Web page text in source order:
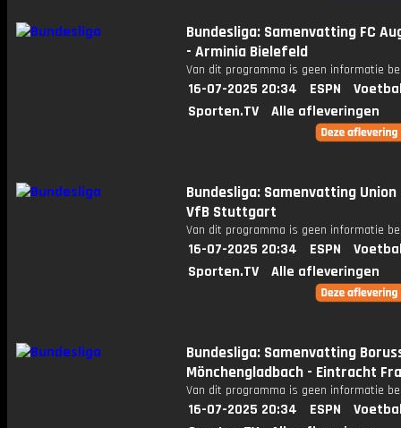
Bundesliga: Samenvatting FC
- Arminia Bielefeld
Van dit programma is geen informatie
16-07-2025 20:34 ESPN
Sporten.TV
Alle afleveringen
Bundesliga: Samenvatting
VfB Stuttgart
Van dit programma is geen informatie
16-07-2025 20:34 ESPN
Sporten.TV
Alle afleveringen
Bundesliga: Samenvatting
Mönchengladbach - Eintracht
Van dit programma is geen informatie
16-07-2025 20:34 ESPN